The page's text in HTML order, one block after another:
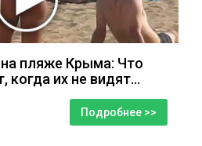
пляже Крыма: Что
их не видят...
Подробнее >>